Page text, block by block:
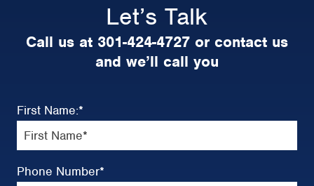
Let’s Talk
Call us at 301-424-4727 or contact us
and we’ll call you
First Name:*
Phone Number*